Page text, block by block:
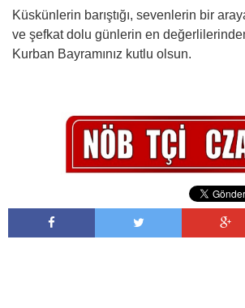
Küskünlerin barıştığı, sevenlerin bir
ve şefkat dolu günlerin en
Kurban Bayramınız kutlu olsun.